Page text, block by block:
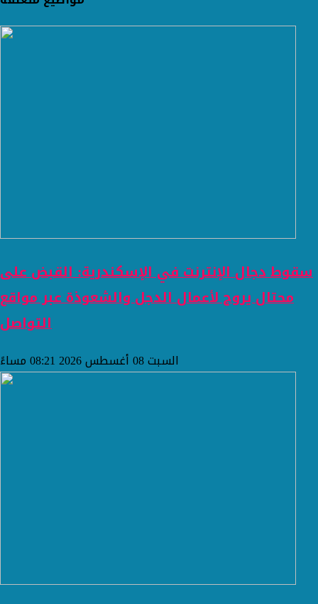
سقوط دجال الإنترنت في الإسكندرية: القبض على
محتال يروج لأعمال الدجل والشعوذة عبر مواقع
التواصل
السبت 08 أغسطس 2026 08:21 مساءً